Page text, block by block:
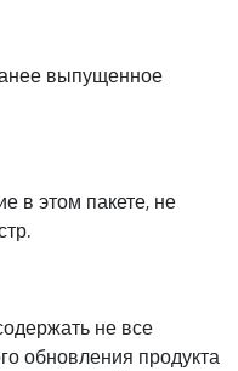
выпущенное
в этом пакете, не
не все
обновления продукта